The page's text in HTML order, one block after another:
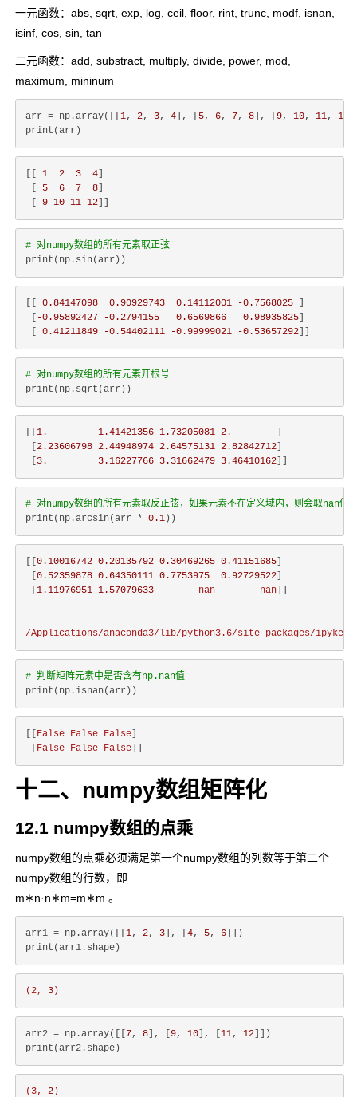
一元函数：abs, sqrt, exp, log, ceil, floor, rint, trunc, modf, isnan,
isinf, cos, sin, tan
二元函数：add, substract, multiply, divide, power, mod,
maximum, mininum
arr = np.array([[ 1, 2, 3, 4 ], [ 5, 6, 7, 8 ], [ 9, 10, 11, 12
1 2 3 4
5 6 7 8
9 10 11 12
# 对numpy数组的所有元素取正弦
0.84147098 0.90929743 0.14112001 -0.7568025
-0.95892427 -0.2794155 0.6569866 0.98935825
0.41211849 -0.54402111 -0.99999021 -0.53657292
# 对numpy数组的所有元素开根号
1 . 1.41421356 1.73205081 2 .
2.23606798 2.44948974 2.64575131 2.82842712
3 . 3.16227766 3.31662479 3.46410162
# 对numpy数组的所有元素取反正弦，如果元素不在定义域内，则会取nan值
print(np.arcsin(arr * 0.1
0.10016742 0.20135792 0.30469265 0.41151685
0.52359878 0.64350111 0.7753975 0.92729522
1.11976951 1.57079633 nan nan
/Applications/anaconda3/lib/python3.6/site-packages/
# 判断矩阵元素中是否含有np.nan值
False False False
False False False
十二、numpy数组矩阵化
12.1 numpy数组的点乘
numpy数组的点乘必须满足第一个numpy数组的列数等于第二个
numpy数组的行数，即
m ∗n⋅n∗ m = m∗
m∗n·n∗m=m∗m 。
arr1 = np.array([[ 1, 2, 3 ], [ 4, 5, 6 ]])
(2, 3 )
arr2 = np.array([[ 7, 8 ], [ 9, 10 ], [ 11, 12 ]])
(3, 2 )